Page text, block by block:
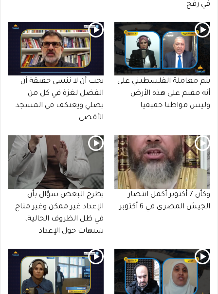
في رفح
يتم معاملة الفلسطيني على
أنه مقيم على هذه الأرض
وليس مواطنا حقيقيا
يجب أن لا ننسى حقيقة أن
الفضل لغزة في كل من
يصلي ويعتكف في المسجد
الأقصى
وكأن 7 أكتوبر أكمل انتصار
الجيش المصري في 6 أكتوبر
يطرح البعض سؤال بأن
الإعداد غير ممكن وغير متاح
في ظل الظروف الحالية،
شبهات حول الإعداد